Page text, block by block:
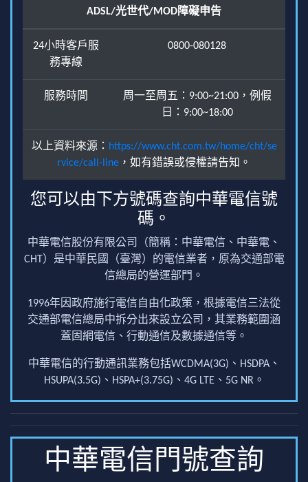
ADSL/光世代/MOD障礙申告
24小時客戶服
務專線
0800-080128
服務時間
周一至周五：9:00~21:00，例假
日：9:00~18:00
以上資料來源： https://www.cht.com.tw/home/cht/se
rvice/call-line ，如有錯誤或侵權請告知。
您可以由下方號碼查詢中華電信號
碼。
中華電信股份有限公司（簡稱：中華電信、中華電、
CHT）是中華民國（臺灣）的電信業者，原為交通部電
信總局的營運部門。
1996年因政府施行電信自由化政策，根據電信三法從
交通部電信總局中拆分出來設立公司，其業務範圍涵
蓋固網電信、行動通信及數據通信等。
中華電信的行動通訊業務包括WCDMA(3G)、HSDPA、
HSUPA(3.5G)、HSPA+(3.75G)、4G LTE、5G NR。
中華電信門號查詢